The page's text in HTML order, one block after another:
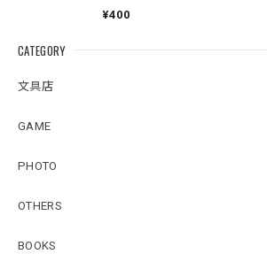
CATEGORY
文具店
GAME
PHOTO
OTHERS
BOOKS
である』アザーカッ
¥400